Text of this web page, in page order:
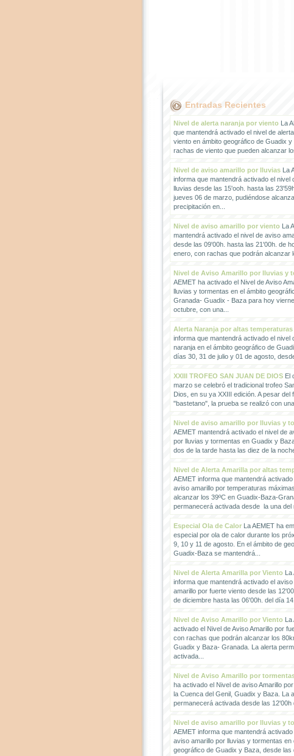
Entradas Recientes
Nivel de alerta naranja por vientoLa
que mantendrá activado el nivel de
viento en ámbito geográfico de Guadix y
rachas de viento que pueden alcanzar
Nivel de aviso amarillo por lluviasLa
informa que mantendrá activado el nivel
lluvias desde las 15'ooh. hasta las
jueves 06 de marzo, pudiéndose
precipitación en...
Nivel de aviso amarillo por vientoLa
mantendrá activado el nivel de aviso
desde las 09'00h. hasta las 21'00h. de
enero, con rachas que podrán alcanzar
Nivel de Aviso Amarillo por lluvias y
AEMET ha activado el Nivel de Aviso
lluvias y tormentas en el ámbito
Granada- Guadix - Baza para hoy
octubre, con una...
Alerta Naranja por altas temperaturas
informa que mantendrá activado el nivel
naranja en el ámbito geográfico de
días 30, 31 de julio y 01 de agosto,
XXIII TROFEO SAN JUAN DE DIOSEl
marzo se celebró el tradicional trofeo
Dios, en su ya XXIII edición. A pesar del
"bastetano", la prueba se realizó con una
Nivel de aviso amarillo por lluvias y
AEMET mantendrá activado el nivel de
por lluvias y tormentas en Guadix y
dos de la tarde hasta las diez de la
Nivel de Alerta Amarilla por altas
AEMET informa que mantendrá activado
aviso amarillo por temperaturas
alcanzar los 39ºC en Guadix-Baza-
permanecerá activada desde la una del
Especial Ola de CalorLa AEMET ha
especial por ola de calor durante los
9, 10 y 11 de agosto. En el ámbito de
Guadix-Baza se mantendrá...
Nivel de Alerta Amarilla por VientoLa
informa que mantendrá activado el aviso
amarillo por fuerte viento desde las
de diciembre hasta las 06'00h. del día
Nivel de Aviso Amarillo por VientoLa
activado el Nivel de Aviso Amarillo por
con rachas que podrán alcanzar los
Guadix y Baza- Granada. La alerta
activada...
Nivel de Aviso Amarillo por
ha activado el Nivel de aviso Amarillo
la Cuenca del Genil, Guadix y Baza. La
permanecerá activada desde las 12'00h
Nivel de aviso amarillo por lluvias y
AEMET informa que mantendrá activado
aviso amarillo por lluvias y tormentas en
geográfico de Guadix y Baza, desde las